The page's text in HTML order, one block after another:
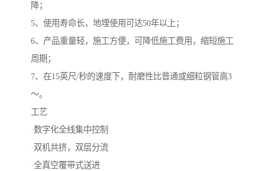
降；
5、使用寿命长，地埋使用可达50年以上；
6、产品重量轻，施工方便，可降低施工费用，缩短施工
周期；
7、在15英尺/秒的速度下，耐磨性比普通或细粒钢管高3
～。
工艺
·数字化全线集中控制
·双机共挤，双层分流
·全真空覆带式送进